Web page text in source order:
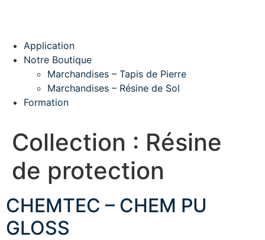
Application
Notre Boutique
Marchandises – Tapis de Pierre
Marchandises – Résine de Sol
Formation
Collection : Résine
de protection
CHEMTEC – CHEM PU
GLOSS